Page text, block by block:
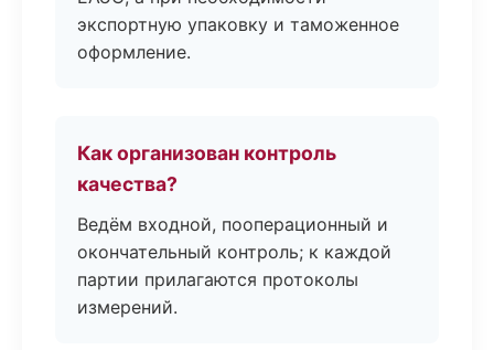
экспортную упаковку и таможенное
оформление.
Как организован контроль
качества?
Ведём входной, пооперационный и
окончательный контроль; к каждой
партии прилагаются протоколы
измерений.